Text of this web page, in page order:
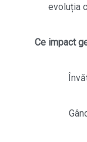
evoluția
Ce impact